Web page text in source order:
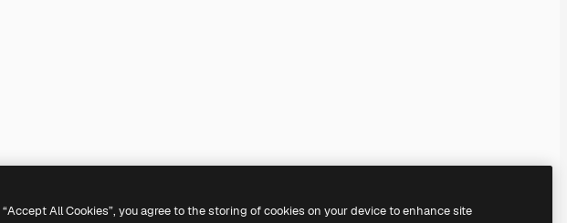
All Cookies”, you agree to the storing of cookies on your device to enhance site